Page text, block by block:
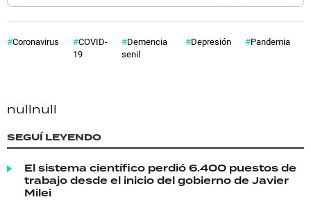
Coronavirus
COVID-
19
Demencia
senil
Depresión Pandemia
nullnull
SEGUÍ LEYENDO
El sistema científico perdió 6.400 puestos de
trabajo desde el inicio del gobierno de Javier
Milei